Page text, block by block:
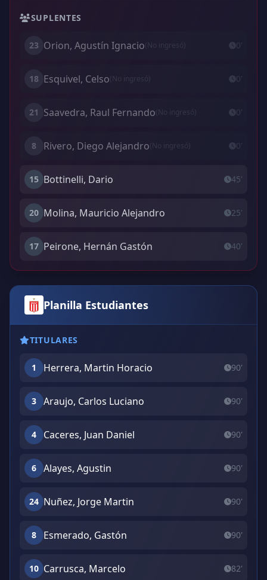
SUPLENTES
23 Orion, Agustín Ignacio(No ingresó) 0'
18 Esquivel, Celso(No ingresó) 0'
21 Saavedra, Raul Fernando(No ingresó) 0'
8 Rivero, Diego Alejandro(No ingresó) 0'
15 Bottinelli, Dario 45'
20 Molina, Mauricio Alejandro 25'
17 Peirone, Hernán Gastón 40'
Planilla Estudiantes
TITULARES
1 Herrera, Martin Horacio 90'
3 Araujo, Carlos Luciano 90'
4 Caceres, Juan Daniel 90'
6 Alayes, Agustin 90'
24 Nuñez, Jorge Martin 90'
8 Esmerado, Gastón 90'
10 Carrusca, Marcelo 82'